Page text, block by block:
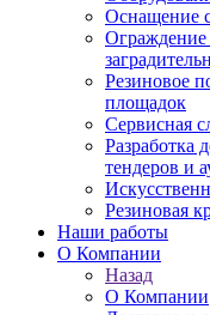
Оснащение
Резиновое
площадок
Сервисная
Разработка
тендеров и
Резиновая
Наши работы
О Компании
Назад
О Компании